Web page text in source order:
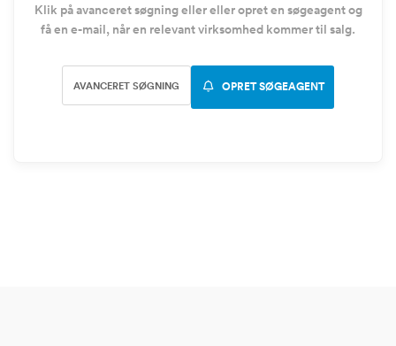
Klik på avanceret søgning eller eller opret en søgeagent og
få en e-mail, når en relevant virksomhed kommer til salg.
AVANCERET SØGNING OPRET SØGEAGENT